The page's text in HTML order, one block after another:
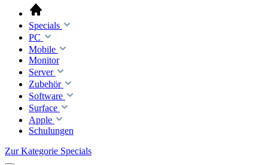
Specials
PC
Mobile
Monitor
Server
Zubehör
Software
Surface
Apple
Schulungen
Zur Kategorie Specials